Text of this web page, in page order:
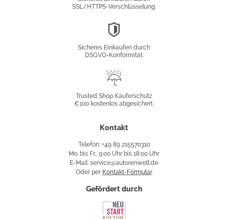
SSL/HTTPS-Verschlüsselung.
Sicheres Einkaufen durch
DSGVO-Konformität.
Käuferschutz
Trusted Shop Käuferschutz
€100 kostenlos abgesichert.
Kontakt
Telefon: +49 89 215570310
Mo. bis Fr., 9:00 Uhr bis 18:00 Uhr
E-Mail: service@autorenwelt.de
Oder per Kontakt-Formular.
Gefördert durch